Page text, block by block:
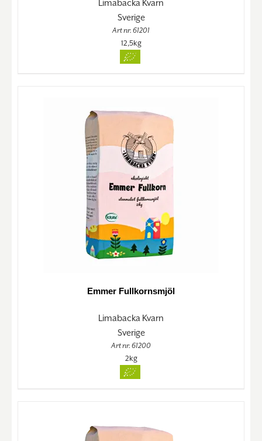
Limabacka Kvarn
Sverige
Art nr. 61201
12,5kg
Emmer Fullkornsmjöl
Limabacka Kvarn
Sverige
Art nr. 61200
2kg